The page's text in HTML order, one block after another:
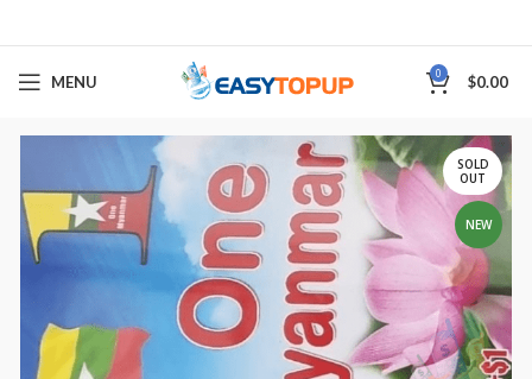
MENU 0 $0.00
SOLD
OUT
NEW